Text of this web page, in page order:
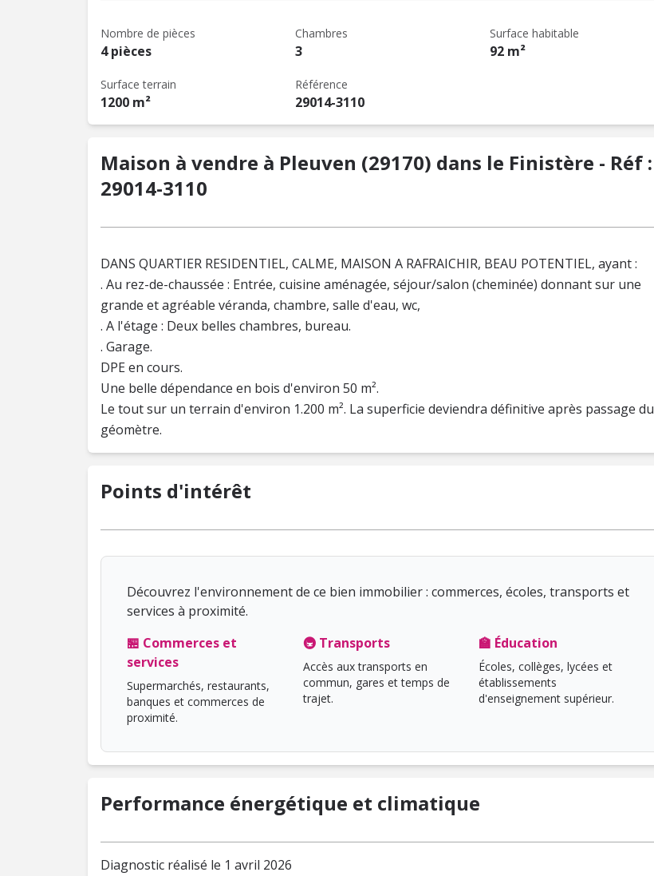
Nombre de pièces
4 pièces
Chambres
3
Surface habitable
92 m²
Surface terrain
1200 m²
Référence
29014-3110
Maison à vendre à Pleuven (29170) dans le Finistère - Réf :
29014-3110
DANS QUARTIER RESIDENTIEL, CALME, MAISON A RAFRAICHIR, BEAU POTENTIEL, ayant :
. Au rez-de-chaussée : Entrée, cuisine aménagée, séjour/salon (cheminée) donnant sur une
grande et agréable véranda, chambre, salle d'eau, wc,
. A l'étage : Deux belles chambres, bureau.
. Garage.
DPE en cours.
Une belle dépendance en bois d'environ 50 m².
Le tout sur un terrain d'environ 1.200 m². La superficie deviendra définitive après passage du
géomètre.
Points d'intérêt
Découvrez l'environnement de ce bien immobilier : commerces, écoles, transports et
services à proximité.
🏪 Commerces et
services
Supermarchés, restaurants,
banques et commerces de
proximité.
🚇 Transports
Accès aux transports en
commun, gares et temps de
trajet.
🏫 Éducation
Écoles, collèges, lycées et
établissements
d'enseignement supérieur.
Performance énergétique et climatique
Diagnostic réalisé le 1 avril 2026